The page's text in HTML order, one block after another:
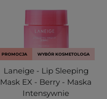
PROMOCJA WYBÓR KOSMETOLOGA
Laneige - Lip Sleeping
Mask EX - Berry - Maska
Intensywnie